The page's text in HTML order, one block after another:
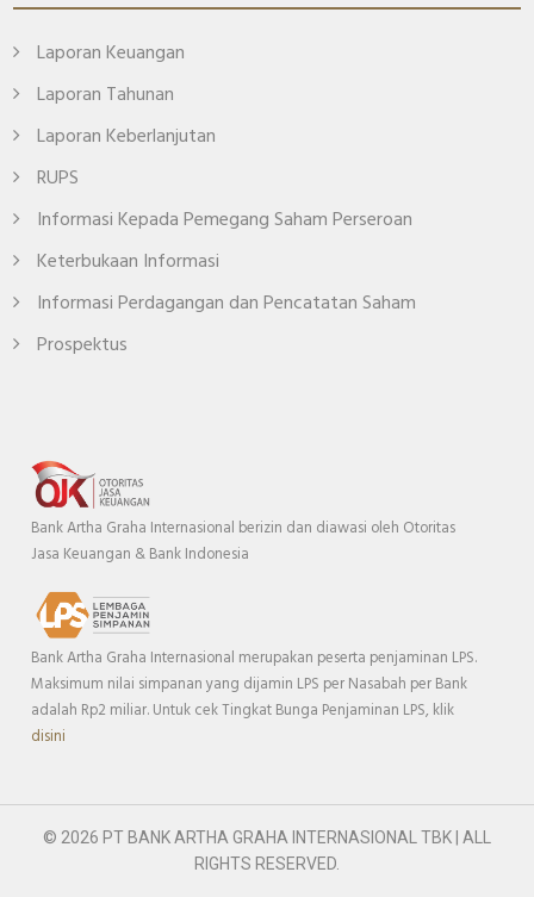
Laporan Keuangan
Laporan Tahunan
Laporan Keberlanjutan
RUPS
Informasi Kepada Pemegang Saham Perseroan
Keterbukaan Informasi
Informasi Perdagangan dan Pencatatan Saham
Prospektus
Bank Artha Graha Internasional berizin dan diawasi oleh Otoritas
Jasa Keuangan & Bank Indonesia
Bank Artha Graha Internasional merupakan peserta penjaminan LPS.
Maksimum nilai simpanan yang dijamin LPS per Nasabah per Bank
adalah Rp2 miliar. Untuk cek Tingkat Bunga Penjaminan LPS, klik
disini
© 2026 PT BANK ARTHA GRAHA INTERNASIONAL TBK | ALL
RIGHTS RESERVED.